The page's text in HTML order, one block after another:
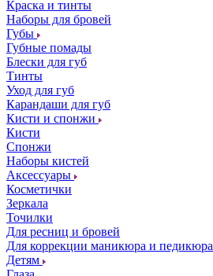
Краска и тинты
Наборы для бровей
Губы
Губные помады
Блески для губ
Тинты
Уход для губ
Карандаши для губ
Кисти и спонжи
Кисти
Спонжи
Наборы кистей
Аксессуары
Косметички
Зеркала
Точилки
Для ресниц и бровей
Для коррекции маникюра и педикюра
Детям